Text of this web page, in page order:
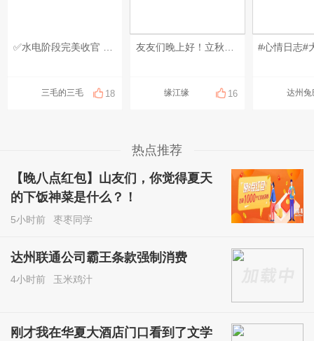
三毛的三毛 18 缘江缘 16
#心情日志#
达州兔
热点推荐
【晚八点红包】山友们，你觉得夏天
的下饭神菜是什么？！
5小时前 枣枣同学
达州联通公司霸王条款强制消费
4小时前 玉米鸡汁
刚才我在华夏大酒店门口看到了文学